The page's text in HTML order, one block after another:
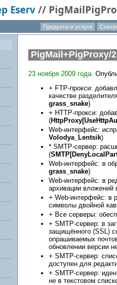
Eserv //
Продукты и услуги
PigMail+PigProxy/
23 ноября 2009 года.
+ FTP-прокси:
качестве
grass_snake)
+ HTTP-прокси:
(
Web-интерфейс:
Volodya_Lentsik)
* SMTP-сервер:
(
Web-интерфейс: в
grass_snake)
Web-интерфейс: в
архивации вложений
+ Web-интерфейс: в
символы двойной
+ Все серверы:
+ SMTP-сервер: в
защищённого (SSL)
опрашиваемых
обновлении версии
+ SMTP-сервер:
доступен для
+ SMTP-сервер:
не в текстовом